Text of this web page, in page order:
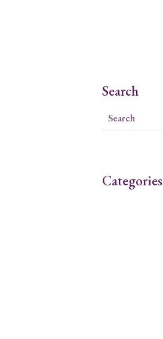
Search
Categories